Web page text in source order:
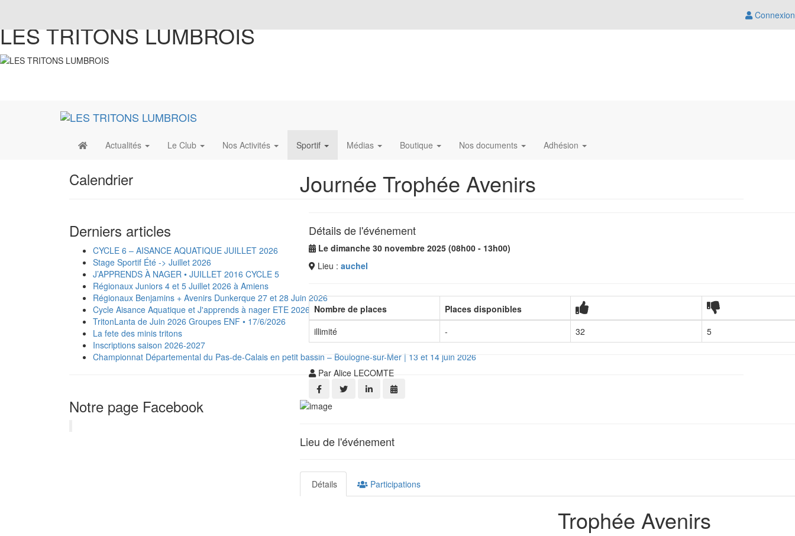
Connexion
LES TRITONS LUMBROIS
Actualités Le Club Nos Activités Sportif Médias Boutique Nos documents Adhésion
Calendrier
Derniers articles
CYCLE 6 – AISANCE AQUATIQUE JUILLET 2026
Stage Sportif Été -> Juillet 2026
J’APPRENDS À NAGER • JUILLET 2016 CYCLE 5
Régionaux Juniors 4 et 5 Juillet 2026 à Amiens
Régionaux Benjamins + Avenirs Dunkerque 27 et 28 Juin 2026
Cycle Aisance Aquatique et J'apprends à nager ETE 2026
TritonLanta de Juin 2026 Groupes ENF • 17/6/2026
La fete des minis tritons
Inscriptions saison 2026-2027
‍️Championnat Départemental du Pas-de-Calais en petit bassin – Boulogne-sur-Mer | 13 et 14 juin 2026
Notre page Facebook
Journée Trophée Avenirs
Détails de l'événement
Le dimanche 30 novembre 2025 (08h00 - 13h00)
Lieu : auchel
Nombre de places
Places disponibles
illimité
- 32 5
Par Alice LECOMTE
Lieu de l'événement
Détails Participations
Trophée Avenirs